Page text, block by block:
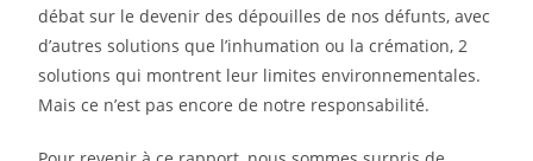
débat sur le devenir des dépouilles de nosdéfunts, avec
d’autres solutions que l’inhumation ou la crémation, 2
solutions qui montrent leur limites environnementales.
Mais ce n’est pas encore de notre responsabilité.